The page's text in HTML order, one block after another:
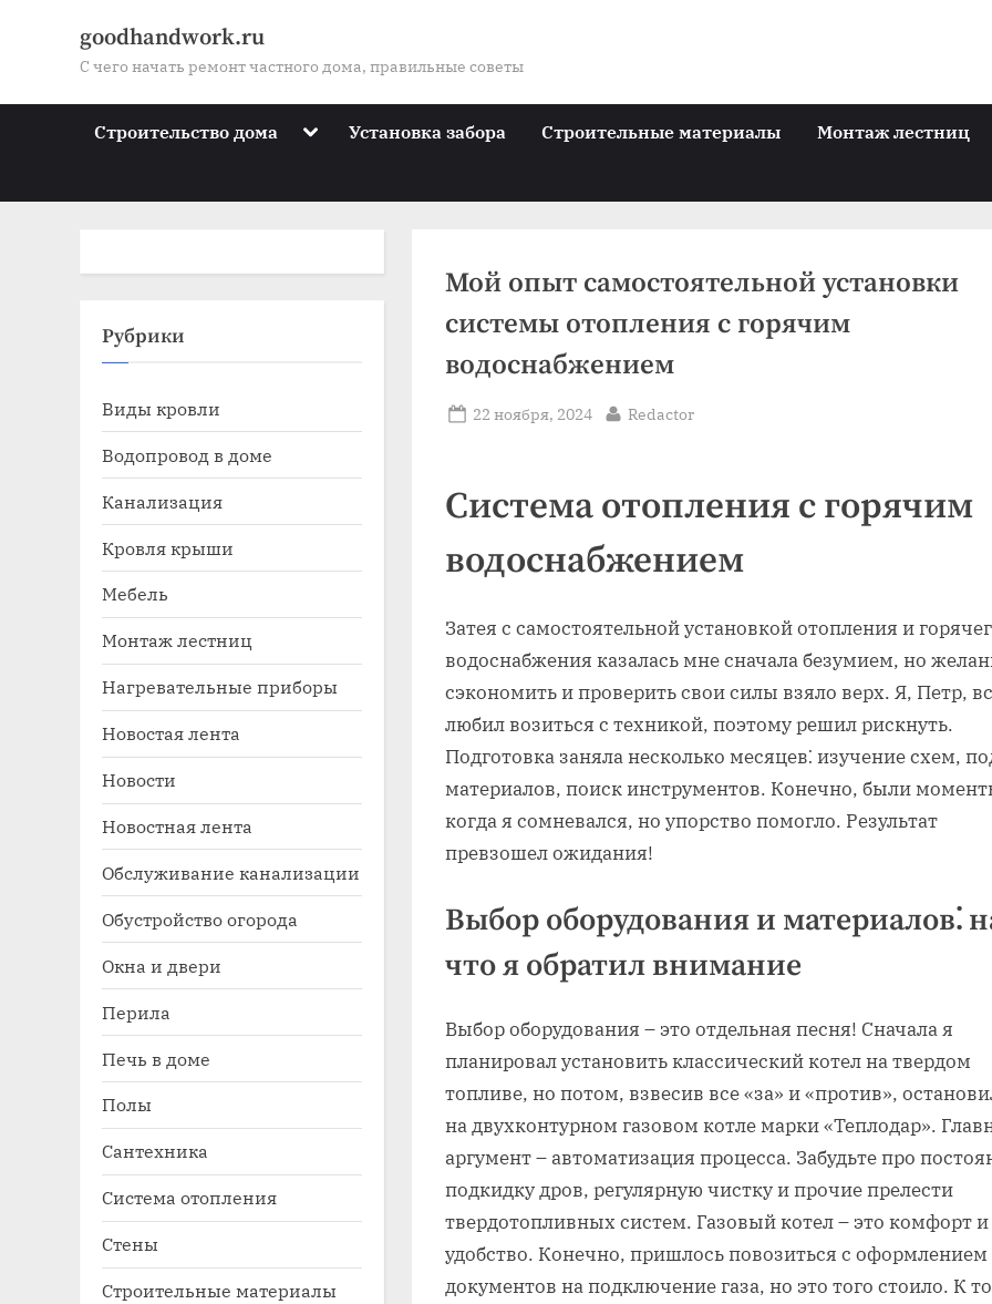
goodhandwork.ru
С чего начать ремонт частного дома, правильные советы
Строительство дома Toggle
menu
sub-
Установка забора Строительные материалы Монтаж лестниц
Мой опыт самостоятельной установки
системы отопления с горячим
водоснабжением
Posted
22 ноября, 2024 By
Redactor
Система отопления с горячим
водоснабжением
Затея с самостоятельной установкой отопления и
водоснабжения казалась мне сначала безумием, но
сэкономить и проверить свои силы взяло верх. Я, Петр,
любил возиться с техникой, поэтому решил рискнуть.
Подготовка заняла несколько месяцев⁚ изучение схем,
материалов, поиск инструментов. Конечно, были
когда я сомневался, но упорство помогло. Результат
превзошел ожидания!
Выбор оборудования и материалов⁚
что я обратил внимание
Выбор оборудования – это отдельная песня! Сначала я
планировал установить классический котел на твердом
топливе, но потом, взвесив все «за» и «против»,
на двухконтурном газовом котле марки «Теплодар».
аргумент – автоматизация процесса. Забудьте про
подкидку дров, регулярную чистку и прочие прелести
твердотопливных систем. Газовый котел – это комфорт и
удобство. Конечно, пришлось повозиться с оформлением
документов на подключение газа, но это того стоило. К
Рубрики
Виды кровли
Водопровод в доме
Канализация
Кровля крыши
Мебель
Монтаж лестниц
Нагревательные приборы
Новостая лента
Новости
Новостная лента
Обслуживание канализации
Обустройство огорода
Окна и двери
Перила
Печь в доме
Полы
Сантехника
Система отопления
Стены
Строительные материалы